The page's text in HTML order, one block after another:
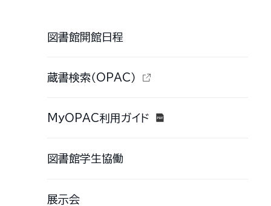
図書館開館日程
蔵書検索（OPAC）
MyOPAC利用ガイド
図書館学生協働
展示会